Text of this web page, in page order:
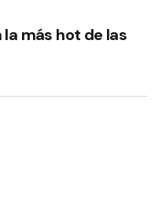
la más hot de las